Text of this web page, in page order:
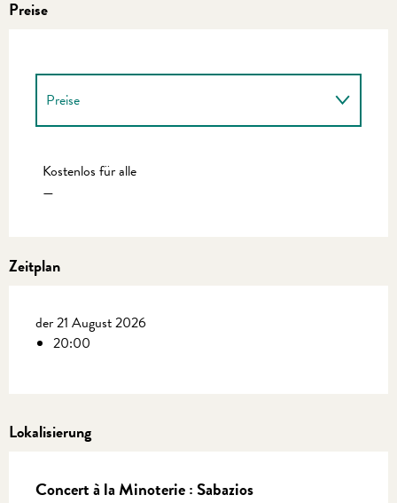
Preise
Preise
Kostenlos für alle
—
Zeitplan
der 21 August 2026
20:00
Lokalisierung
Concert à la Minoterie : Sabazios